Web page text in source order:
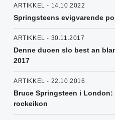
ARTIKKEL - 14.10.2022
Springsteens evigvarende
ARTIKKEL - 30.11.2017
Denne duoen slo best an
2017
ARTIKKEL - 22.10.2016
Bruce Springsteen i London:
rockeikon